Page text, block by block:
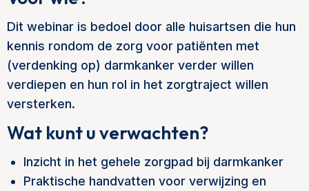
Dit webinar is bedoel door alle huisartsen die hun
kennis rondom de zorg voor patiënten met
(verdenking op) darmkanker verder willen
verdiepen en hun rol in het zorgtraject willen
versterken.
Wat kunt u verwachten?
Inzicht in het gehele zorgpad bij darmkanker
Praktische handvatten voor verwijzing en